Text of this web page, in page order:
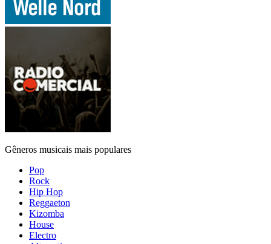
Gêneros musicais mais populares
Pop
Rock
Hip Hop
Reggaeton
Kizomba
House
Electro